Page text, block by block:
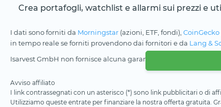
Crea portafogli, watchlist e allarmi sui prezzi e
I dati sono forniti da Morningstar (azioni, ETF, fondi), CoinGecko
in tempo reale se forniti provendono dai fornitori e da Lang &
Isarvest GmbH non fornisce alcuna garanzia sulle
Avviso affiliato
I link contrassegnati con un asterisco (*) sono link pubblicitari o di
Utilizziamo queste entrate per finanziare la nostra offerta gratuita.